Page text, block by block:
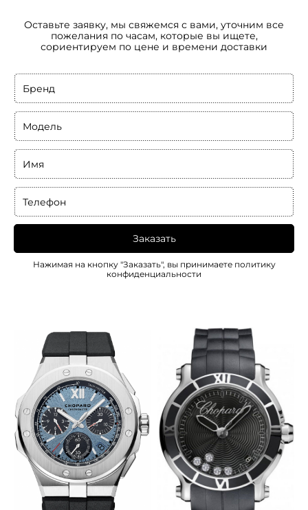
Оставьте заявку, мы свяжемся с вами, уточним все
пожелания по часам, которые вы ищете,
сориентируем по цене и времени доставки
Бренд
Модель
Имя
Телефон
Заказать
Нажимая на кнопку "Заказать", вы принимаете политику
конфиденциальности